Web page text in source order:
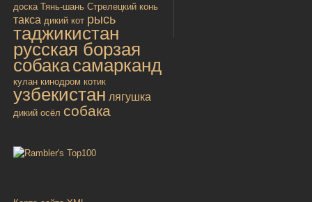
доска Тянь-шань Стрелецкий конь
такса дикий кот рысь
таджикистан
русская борзая
собакасамарканд
кулан кинодром котик
узбекистан лягушка
дикий осёл собака